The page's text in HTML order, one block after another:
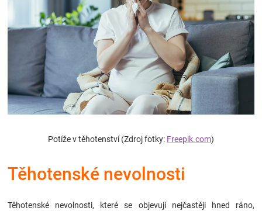
oblečení
Značky
Blog
Potíže v těhotenství (Zdroj fotky: Freepik.com)
Těhotenské nevolnosti
Těhotenské nevolnosti, které se objevují nejčastěji hned ráno,